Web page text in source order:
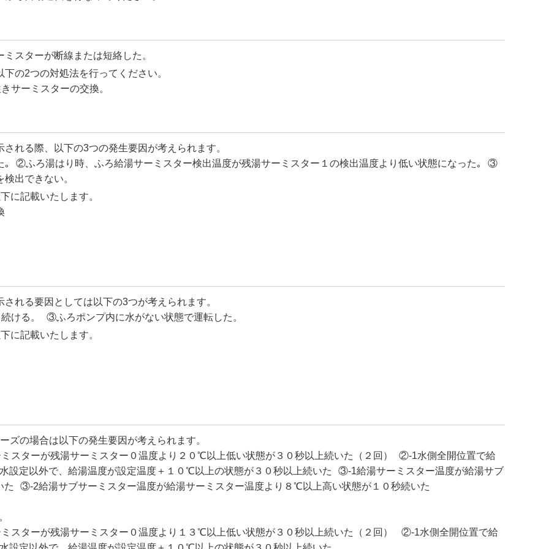
スターが断線または短絡した。
の2つの対処法を行ってください。
ーミスターの交換。
れる際、以下の3つの発生要因が考えられます。
②ふろ湯はり時、ふろ給湯サーミスター検出温度が残湯サーミスター１の検出温度より低い状態になった｡ ③
出できない。
に記載いたします。
れる要因としては以下の3つが考えられます。
る。 ③ふろポンプ内に水がない状態で運転した。
に記載いたします。
ズの場合は以下の発生要因が考えられます。
スターが残湯サーミスター０温度より２０℃以上低い状態が３０秒以上続いた（２回） ②-1水側全開位置で給
定以外で、給湯温度が設定温度＋１０℃以上の状態が３０秒以上続いた ③-1給湯サーミスター温度が給湯サブ
③-2給湯サブサーミスター温度が給湯サーミスター温度より８℃以上高い状態が１０秒続いた
スターが残湯サーミスター０温度より１３℃以上低い状態が３０秒以上続いた（２回） ②-1水側全開位置で給